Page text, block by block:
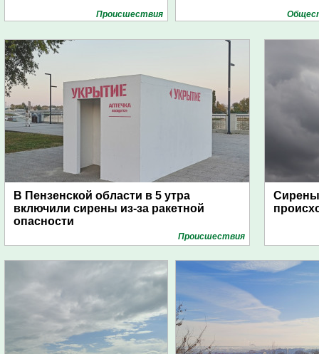
Проиcшествия
В Пензенской области в 5 утра
включили сирены из-за ракетной
опасности
Проиcшествия
Сирены